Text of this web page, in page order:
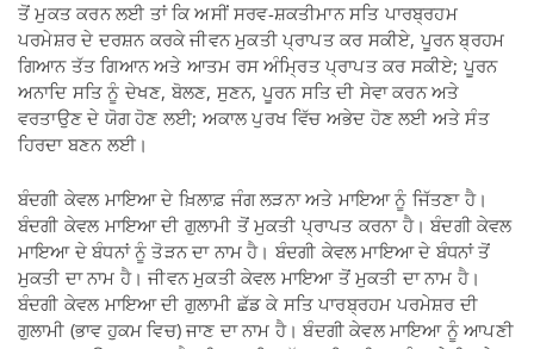
ਤੋਂ ਮੁਕਤ ਕਰਨ ਲਈ ਤਾਂ ਕਿ ਅਸੀਂ ਸਰਵ-ਸ਼ਕਤੀਮਾਨ ਸਤਿ ਪਾਰਬ੍ਰਹਮ
ਪਰਮੇਸ਼ਰ ਦੇ ਦਰਸ਼ਨ ਕਰਕੇ ਜੀਵਨ ਮੁਕਤੀ ਪ੍ਰਾਪਤ ਕਰ ਸਕੀਏ, ਪੂਰਨ ਬ੍ਰਹਮ
ਗਿਆਨ ਤੱਤ ਗਿਆਨ ਅਤੇ ਆਤਮ ਰਸ ਅੰਮ੍ਰਿਤ ਪ੍ਰਾਪਤ ਕਰ ਸਕੀਏ; ਪੂਰਨ
ਅਨਾਦਿ ਸਤਿ ਨੂੰ ਦੇਖਣ, ਬੋਲਣ, ਸੁਣਨ, ਪੂਰਨ ਸਤਿ ਦੀ ਸੇਵਾ ਕਰਨ ਅਤੇ
ਵਰਤਾਉਣ ਦੇ ਯੋਗ ਹੋਣ ਲਈ; ਅਕਾਲ ਪੁਰਖ ਵਿੱਚ ਅਭੇਦ ਹੋਣ ਲਈ ਅਤੇ ਸੰਤ
ਹਿਰਦਾ ਬਣਨ ਲਈ।
ਬੰਦਗੀ ਕੇਵਲ ਮਾਇਆ ਦੇ ਖ਼ਿਲਾਫ਼ ਜੰਗ ਲੜਨਾ ਅਤੇ ਮਾਇਆ ਨੂੰ ਜਿੱਤਣਾ ਹੈ।
ਬੰਦਗੀ ਕੇਵਲ ਮਾਇਆ ਦੀ ਗੁਲਾਮੀ ਤੋਂ ਮੁਕਤੀ ਪ੍ਰਾਪਤ ਕਰਨਾ ਹੈ। ਬੰਦਗੀ ਕੇਵਲ
ਮਾਇਆ ਦੇ ਬੰਧਨਾਂ ਨੂੰ ਤੋੜਨ ਦਾ ਨਾਮ ਹੈ। ਬੰਦਗੀ ਕੇਵਲ ਮਾਇਆ ਦੇ ਬੰਧਨਾਂ ਤੋਂ
ਮੁਕਤੀ ਦਾ ਨਾਮ ਹੈ। ਜੀਵਨ ਮੁਕਤੀ ਕੇਵਲ ਮਾਇਆ ਤੋਂ ਮੁਕਤੀ ਦਾ ਨਾਮ ਹੈ।
ਬੰਦਗੀ ਕੇਵਲ ਮਾਇਆ ਦੀ ਗੁਲਾਮੀ ਛੱਡ ਕੇ ਸਤਿ ਪਾਰਬ੍ਰਹਮ ਪਰਮੇਸ਼ਰ ਦੀ
ਗੁਲਾਮੀ (ਭਾਵ ਹੁਕਮ ਵਿਚ) ਜਾਣ ਦਾ ਨਾਮ ਹੈ। ਬੰਦਗੀ ਕੇਵਲ ਮਾਇਆ ਨੂੰ ਆਪਣੀ